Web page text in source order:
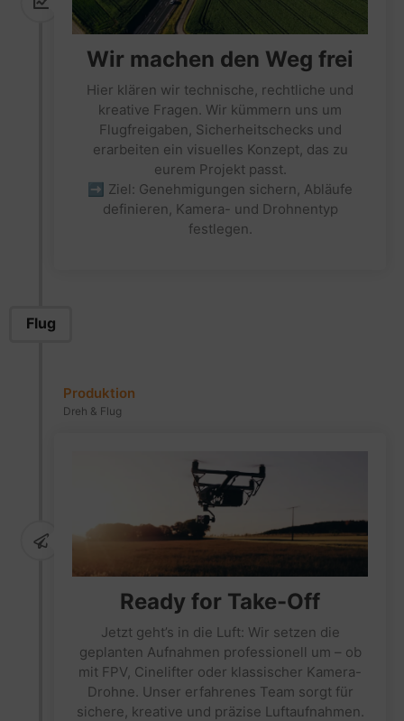
Wir machen den Weg frei
Hier klären wir technische, rechtliche und
kreative Fragen. Wir kümmern uns um
Flugfreigaben, Sicherheitschecks und
erarbeiten ein visuelles Konzept, das zu
eurem Projekt passt.
➡ Ziel: Genehmigungen sichern, Abläufe
definieren, Kamera- und Drohnentyp
festlegen.
Flug
Produktion
Dreh & Flug
Ready for Take-Off
Jetzt geht’s in die Luft: Wir setzen die
geplanten Aufnahmen professionell um – ob
mit FPV, Cinelifter oder klassischer Kamera-
Drohne. Unser erfahrenes Team sorgt für
sichere, kreative und präzise Luftaufnahmen.